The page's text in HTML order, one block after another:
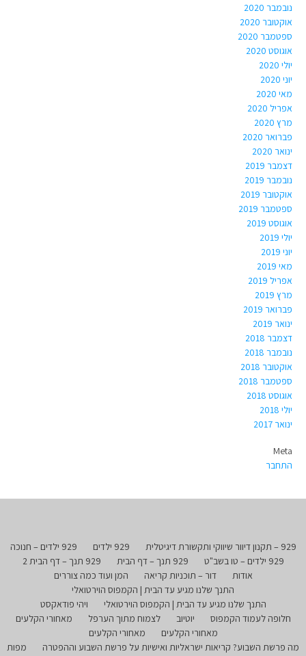
נובמבר 2020
אוקטובר 2020
ספטמבר 2020
אוגוסט 2020
יולי 2020
יוני 2020
מאי 2020
אפריל 2020
מרץ 2020
פברואר 2020
ינואר 2020
דצמבר 2019
נובמבר 2019
אוקטובר 2019
ספטמבר 2019
אוגוסט 2019
יולי 2019
יוני 2019
מאי 2019
אפריל 2019
מרץ 2019
פברואר 2019
ינואר 2019
דצמבר 2018
נובמבר 2018
אוקטובר 2018
ספטמבר 2018
אוגוסט 2018
יולי 2018
ינואר 2017
Meta
התחבר
929 – תקנון דיוור שיווקי ותקשורת דיגיטלית 929 ילדים
929 ילדים – חנוכה
929 ילדים – טו בשב"ט
929 תנך – דף הבית
929 תנך – דף הבית 2
אודות
דור – תוכניות קריאה
המן ועוד כמה צוררים
התנך שלנו מגיע עד הבית | הקמפוס הוירטואלי
התנך שלנו מגיע עד הבית | הקמפוס הוירטואלי
ויהי פודאקסט
חלופה לעמוד הקמפוס
יוטיוב לצמוח מתוך הערפל
מאחורי הקלעים
מאחורי הקלעים
מאחורי הקלעים
מה פרשת השבוע? קריאות ישראליות ואישיות על פרשת השבוע וההפטרה
מפות